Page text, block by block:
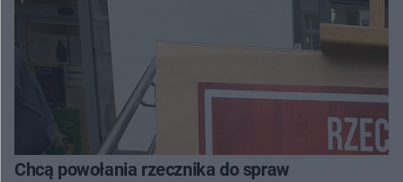
Chcą powołania rzecznika do spraw